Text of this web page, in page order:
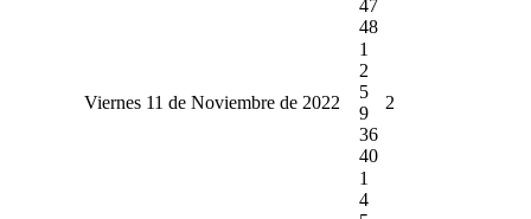
47
48
Viernes 11 de Noviembre de 2022
1
2
5
9
36
40
2
1
4